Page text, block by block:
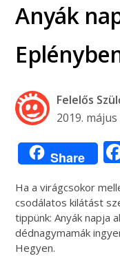
Anyák
Felelős
2019.
Share
Ha a virágcsokor
csodálatos kilátást
tippünk: Anyák napja
dédnagymamák
Hegyen.